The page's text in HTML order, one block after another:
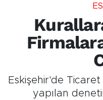
Eskişehir'de
yapılan